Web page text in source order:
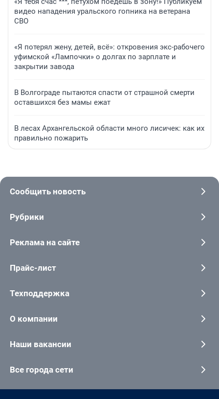
видео нападения уральского гопника на ветерана
СВО
«Я потерял жену, детей, всё»: откровения экс-рабочего
уфимской «Лампочки» о долгах по зарплате и
закрытии завода
В Волгограде пытаются спасти от страшной смерти
оставшихся без мамы ежат
В лесах Архангельской области много лисичек: как их
правильно пожарить
Сообщить новость
Рубрики
Реклама на сайте
Прайс-лист
Техподдержка
О компании
Наши вакансии
Все города сети